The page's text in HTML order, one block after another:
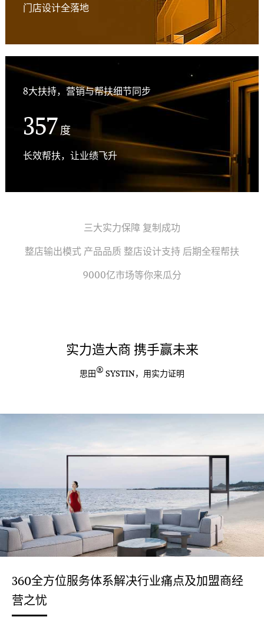
门店设计全落地
8大扶持，营销与帮扶细节同步
359 度
长效帮扶，让业绩飞升
三大实力保障 复制成功
整店输出模式 产品品质 整店设计支持 后期全程帮扶
9000亿市场等你来瓜分
实力造大商 携手赢未来
思田® SYSTIN，用实力证明
360全方位服务体系解决行业痛点及加盟商经
营之忧